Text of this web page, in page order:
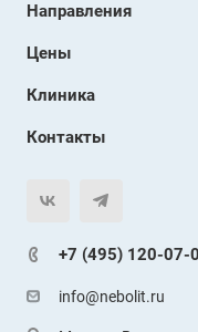
Направления
Цены
Клиника
Контакты
+7 (495) 120-07-
info@nebolit.ru